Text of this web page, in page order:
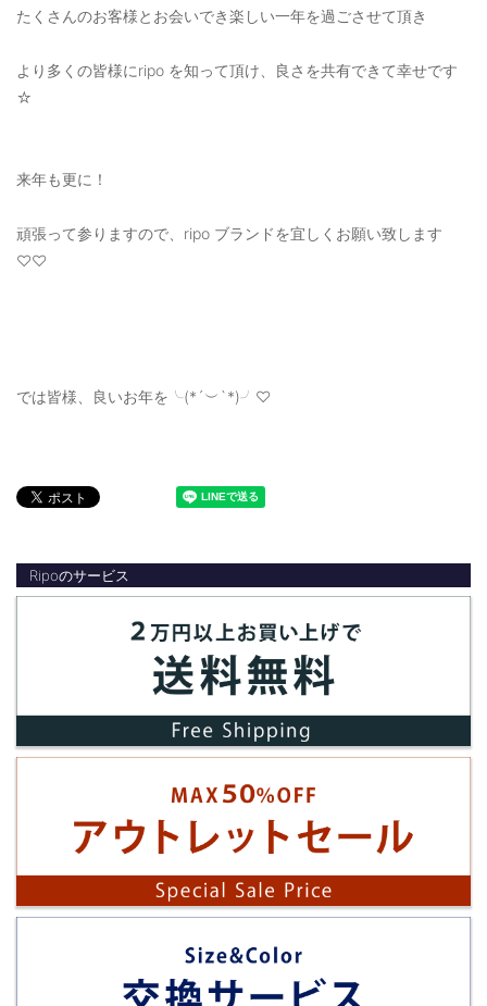
たくさんのお客様とお会いでき楽しい一年を過ごさせて頂き
より多くの皆様にripo を知って頂け、良さを共有できて幸せです
☆
来年も更に！
頑張って参りますので、ripo ブランドを宜しくお願い致します
♡♡
では皆様、良いお年を╰(*´︶`*)╯♡
Ripoのサービス